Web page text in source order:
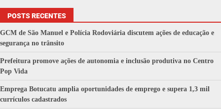
POSTS RECENTES
GCM de São Manuel e Polícia Rodoviária discutem ações de educação e
segurança no trânsito
Prefeitura promove ações de autonomia e inclusão produtiva no Centro
Pop Vida
Emprega Botucatu amplia oportunidades de emprego e supera 1,3 mil
currículos cadastrados